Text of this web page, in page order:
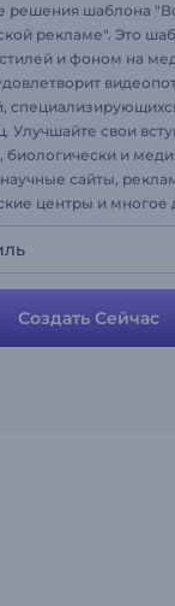
решения шаблона
рекламе". Это
и фоном на
Улучшайте свои
биологически и
сайты,
центры и многое
свой логотип, чтобы
видео, и
Это бесплатно!
Создать Сейчас